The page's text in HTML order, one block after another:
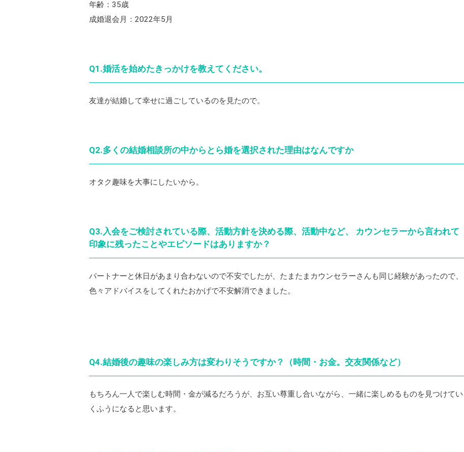
年齢：35歳
成婚退会月：2022年5月
Q1.婚活を始めたきっかけを教えてください。
友達が結婚して幸せに過ごしているのを見たので。
Q2.多くの結婚相談所の中からとら婚を選択された理由はなんですか
オタク趣味を大事にしたいから。
Q3.入会をご検討されている際、活動方針を決める際、活動中など、 カウンセラーから言われて
印象に残ったことやエピソードはありますか？
パートナーと休日があまり合わないので不安でしたが、たまたまカウンセラーさんも同じ経験があったので、
色々アドバイスをしてくれたおかげで不安解消できました。
Q4.結婚後の趣味の楽しみ方は変わりそうですか？（時間・お金。交友関係など）
もちろん一人で楽しむ時間・金が減るだろうが、お互い尊重し合いながら、一緒に楽しめるものを見つけてい
くふうになると思います。